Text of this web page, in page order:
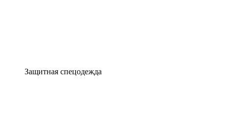
Защитная спецодежда